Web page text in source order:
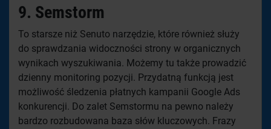
9. Semstorm
To starsze niż Senuto narzędzie, które również służy
do sprawdzania widoczności strony w organicznych
wynikach wyszukiwania. Możemy tu także prowadzić
dzienny monitoring pozycji. Przydatną funkcją jest
możliwość śledzenia płatnych kampanii Google Ads
konkurencji. Do zalet Semstormu na pewno należy
bardzo rozbudowana baza słów kluczowych. Frazy